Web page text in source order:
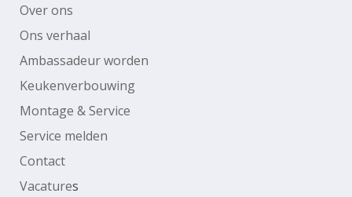
Over ons
Ons verhaal
Ambassadeur worden
Keukenverbouwing
Montage & Service
Service melden
Contact
Vacatures